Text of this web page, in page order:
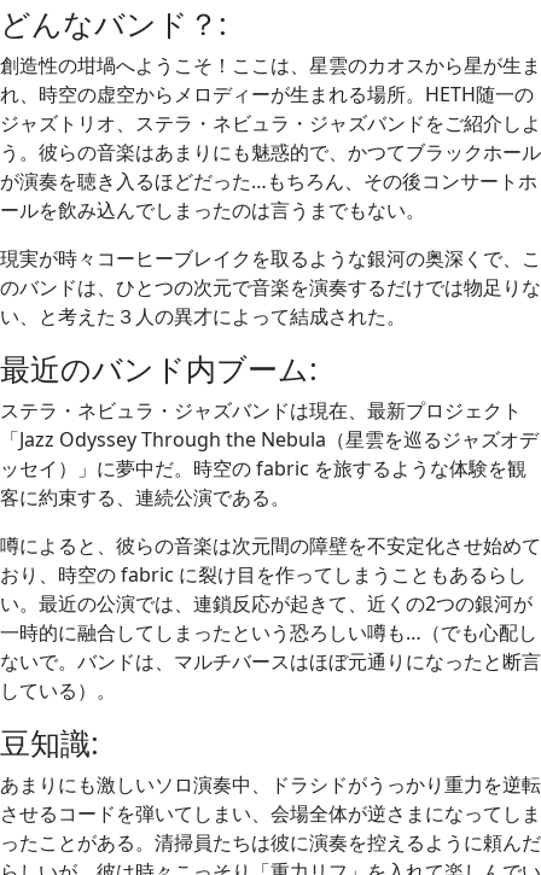
どんなバンド？:
創造性の坩堝へようこそ！ここは、星雲のカオスから星が生ま
れ、時空の虚空からメロディーが生まれる場所。HETH随一の
ジャズトリオ、ステラ・ネビュラ・ジャズバンドをご紹介しよ
う。彼らの音楽はあまりにも魅惑的で、かつてブラックホール
が演奏を聴き入るほどだった…もちろん、その後コンサートホ
ールを飲み込んでしまったのは言うまでもない。
現実が時々コーヒーブレイクを取るような銀河の奥深くで、こ
のバンドは、ひとつの次元で音楽を演奏するだけでは物足りな
い、と考えた３人の異才によって結成された。
最近のバンド内ブーム:
ステラ・ネビュラ・ジャズバンドは現在、最新プロジェクト
「Jazz Odyssey Through the Nebula（星雲を巡るジャズオデ
ッセイ）」に夢中だ。時空の fabric を旅するような体験を観
客に約束する、連続公演である。
噂によると、彼らの音楽は次元間の障壁を不安定化させ始めて
おり、時空の fabric に裂け目を作ってしまうこともあるらし
い。最近の公演では、連鎖反応が起きて、近くの2つの銀河が
一時的に融合してしまったという恐ろしい噂も…（でも心配し
ないで。バンドは、マルチバースはほぼ元通りになったと断言
している）。
豆知識:
あまりにも激しいソロ演奏中、ドラシドがうっかり重力を逆転
させるコードを弾いてしまい、会場全体が逆さまになってしま
ったことがある。清掃員たちは彼に演奏を控えるように頼んだ